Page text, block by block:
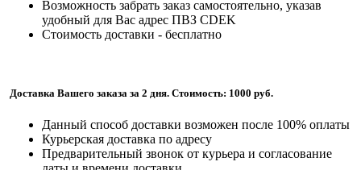
Возможность забрать заказ самостоятельно, указав
удобный для Вас адрес ПВЗ CDEK
Стоимость доставки - бесплатно
Доставка Вашего заказа за 2 дня. Стоимость: 1000 руб.
Данный способ доставки возможен после 100% оплаты
Курьерская доставка по адресу
Предварительный звонок от курьера и согласование